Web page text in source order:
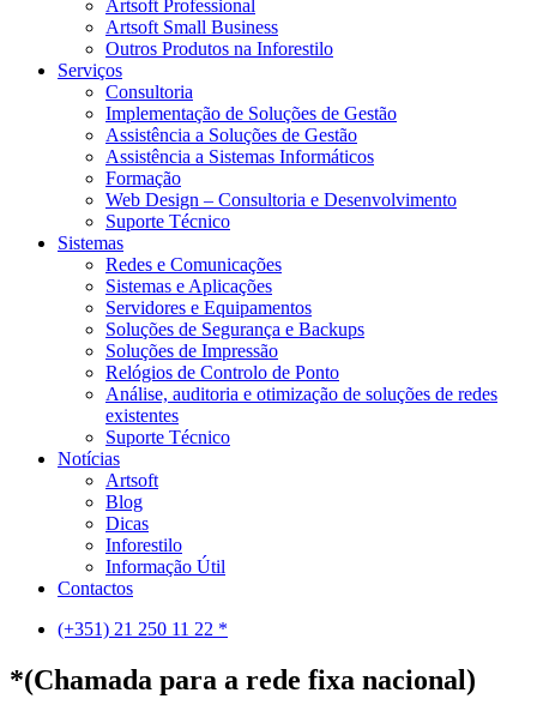
Artsoft Professional
Artsoft Small Business
Outros Produtos na Inforestilo
Serviços
Consultoria
Implementação de Soluções de Gestão
Assistência a Soluções de Gestão
Assistência a Sistemas Informáticos
Formação
Web Design – Consultoria e Desenvolvimento
Suporte Técnico
Sistemas
Redes e Comunicações
Sistemas e Aplicações
Servidores e Equipamentos
Soluções de Segurança e Backups
Soluções de Impressão
Relógios de Controlo de Ponto
Análise, auditoria e otimização de soluções de redes
existentes
Suporte Técnico
Notícias
Artsoft
Blog
Dicas
Inforestilo
Informação Útil
Contactos
(+351) 21 250 11 22 *
*(Chamada para a rede fixa nacional)